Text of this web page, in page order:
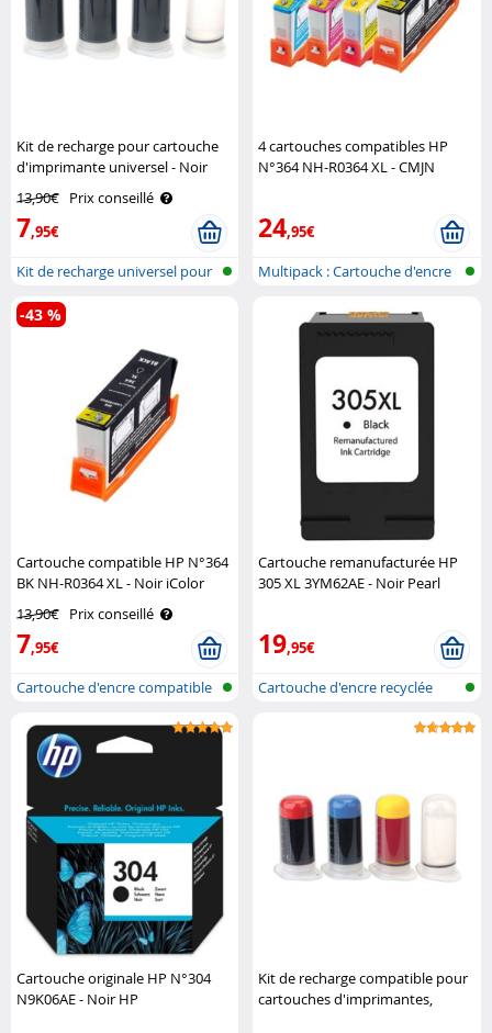
Kit de recharge pour cartouche
d'imprimante universel - Noir
13,90€ Prix conseillé
7,95€
Kit de recharge universel pour
cart..
4 cartouches compatibles HP
N°364 NH-R0364 XL - CMJN
24,95€
Multipack : Cartouche d'encre
Cartouche compatible HP N°364
BK NH-R0364 XL - Noir iColor
13,90€ Prix conseillé
7,95€
-43 %
Cartouche d'encre compatible
Cartouche remanufacturée HP
305 XL 3YM62AE - Noir Pearl
19,95€
Cartouche d'encre recyclée
Cartouche originale HP N°304
N9K06AE - Noir HP
Kit de recharge compatible pour
cartouches d'imprimantes,